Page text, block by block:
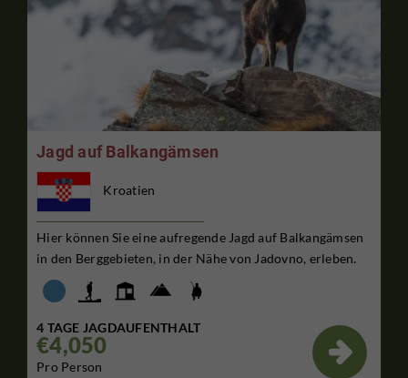
Jagd auf Balkangämsen
Kroatien
Hier können Sie eine aufregende Jagd auf Balkangämsen
in den Berggebieten, in der Nähe von Jadovno, erleben.
4 TAGE JAGDAUFENTHALT
€4,050
Pro Person
